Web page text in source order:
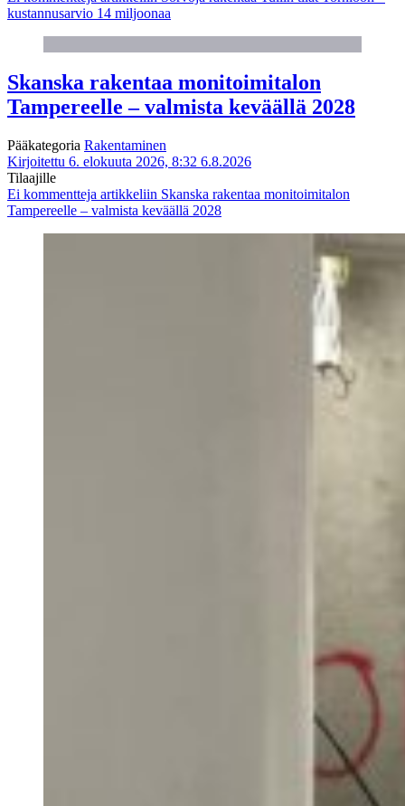
kustannusarvio 14 miljoonaa
Skanska rakentaa monitoimitalon
Tampereelle – valmista keväällä 2028
Pääkategoria Rakentaminen
Kirjoitettu 6. elokuuta 2026, 8:32 6.8.2026
Tilaajille
Ei kommentteja artikkeliin Skanska rakentaa monitoimitalon
Tampereelle – valmista keväällä 2028